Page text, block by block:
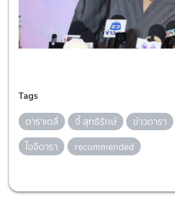
Tags
ดาราเดลี่ จี๋ สุทธิรักษ์ ข่าวดารา
ไอจีดารา
recommended